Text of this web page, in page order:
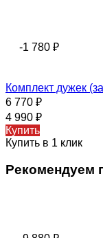
-1 780 ₽
Комплект дужек
6 770 ₽
4 990 ₽
Купить
Купить в 1 клик
Рекомендуем